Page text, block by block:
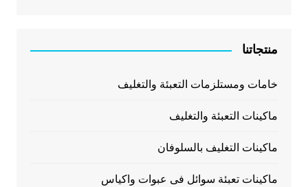
منتجاتنا
خامات ومستلزمات التعبئة والتغليف
ماكينات التعبئة والتغليف
ماكينات التغليف بالسلوفان
ماكينات تعبئة سوائل فى عبوات واكياس